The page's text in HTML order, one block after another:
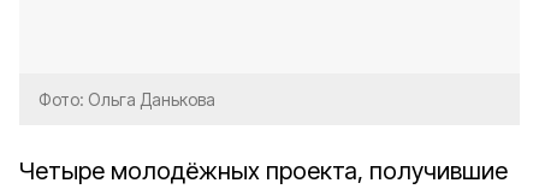
Фото: Ольга Данькова
Четыре молодёжных проекта, получившие